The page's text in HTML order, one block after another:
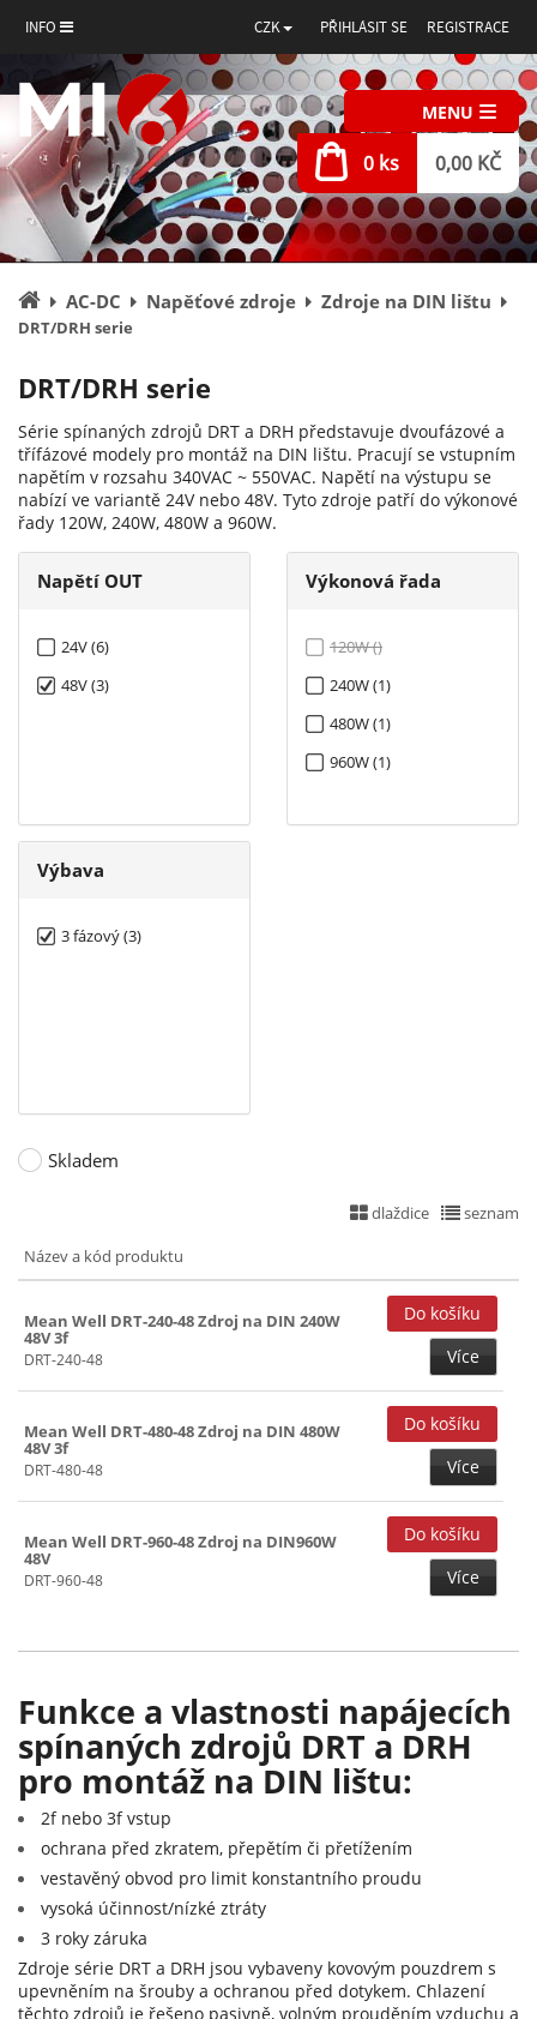
INFO CZK PŘIHLÁSIT SE REGISTRACE
MENU
0 ks 0,00 KČ
Úvodní
stránka
AC-DC Napěťové zdroje Zdroje na DIN lištu
DRT/DRH serie
DRT/DRH serie
Série spínaných zdrojů DRT a DRH představuje dvoufázové a
třífázové modely pro montáž na DIN lištu. Pracují se vstupním
napětím v rozsahu 340VAC ~ 550VAC. Napětí na výstupu se
nabízí ve variantě 24V nebo 48V. Tyto zdroje patří do výkonové
řady 120W, 240W, 480W a 960W.
Napětí OUT
24V (6)
48V (3)
Výkonová řada
120W ()
240W (1)
480W (1)
960W (1)
Výbava
3 fázový (3)
Skladem
dlaždice seznam
Název a kód produktu
Mean Well DRT-240-48 Zdroj na DIN 240W
48V 3f
DRT-240-48 Více
Mean Well DRT-480-48 Zdroj na DIN 480W
48V 3f
DRT-480-48 Více
Mean Well DRT-960-48 Zdroj na DIN960W
48V
DRT-960-48 Více
Funkce a vlastnosti napájecích
spínaných zdrojů DRT a DRH
pro montáž na DIN lištu:
2f nebo 3f vstup
ochrana před zkratem, přepětím či přetížením
vestavěný obvod pro limit konstantního proudu
vysoká účinnost/nízké ztráty
3 roky záruka
Zdroje série DRT a DRH jsou vybaveny kovovým pouzdrem s
upevněním na šrouby a ochranou před dotykem. Chlazení
těchto zdrojů je řešeno pasivně, volným prouděním vzduchu a